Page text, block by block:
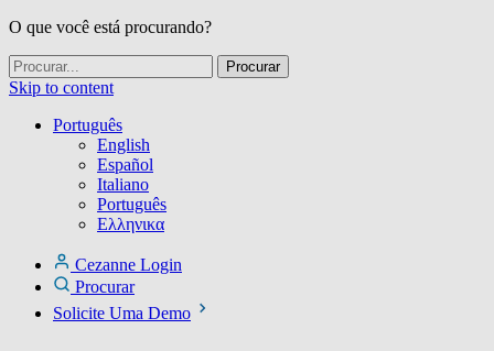
O que você está procurando?
Skip to content
Português
English
Español
Italiano
Português
Ελληνικα
Cezanne Login
Procurar
Solicite Uma Demo